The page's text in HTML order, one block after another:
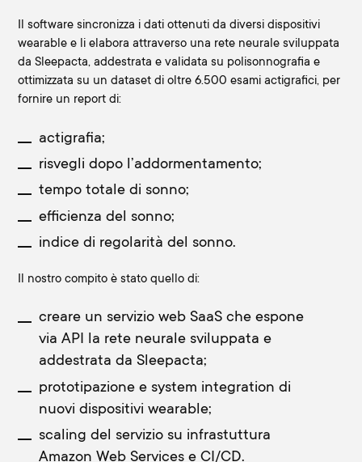
Il software sincronizza i dati ottenuti da diversi dispositivi
wearable e li elabora attraverso una rete neurale sviluppata
da Sleepacta, addestrata e validata su polisonnografia e
ottimizzata su un dataset di oltre 6.500 esami actigrafici, per
fornire un report di:
actigrafia;
risvegli dopo l’addormentamento;
tempo totale di sonno;
efficienza del sonno;
indice di regolarità del sonno.
Il nostro compito è stato quello di:
creare un servizio web SaaS che espone
via API la rete neurale sviluppata e
addestrata da Sleepacta;
prototipazione e system integration di
nuovi dispositivi wearable;
scaling del servizio su infrastuttura
Amazon Web Services e CI/CD.